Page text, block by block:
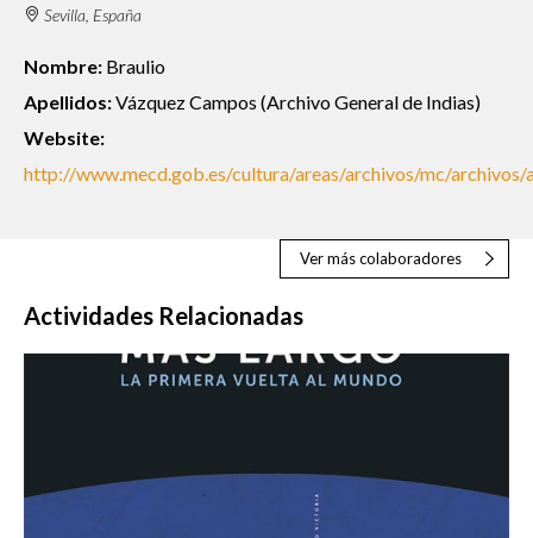
Sevilla, España
Nombre: Braulio
Apellidos:Vázquez Campos (Archivo General de Indias)
Website:
http://www.mecd.gob.es/cultura/areas/archivos/mc/
Ver más colaboradores
Actividades Relacionadas